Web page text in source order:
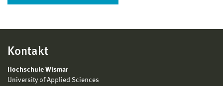
Kontakt
Hochschule Wismar
University of Applied Sciences